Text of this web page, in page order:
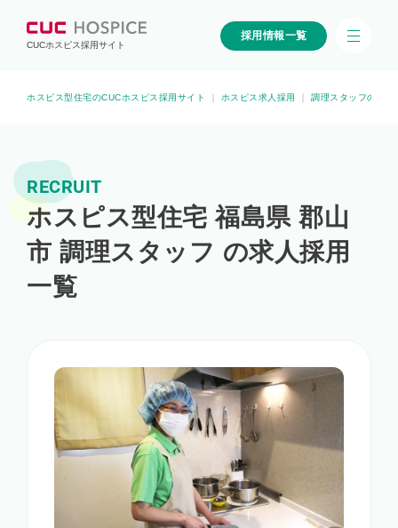
CUCホスピス採用サイト
採用情報一覧
ホスピス型住宅のCUCホスピス採用サイト ホスピス求人採用 調理スタッフのホス
RECRUIT
ホスピス型住宅 福島県 郡山
市 調理スタッフ の求人採用
一覧